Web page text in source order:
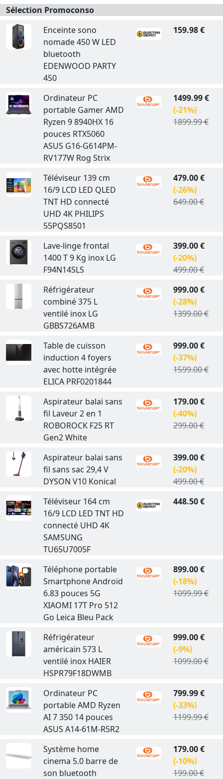
Sélection Promoconso
Enceinte sono
nomade 450 W LED
bluetooth
EDENWOOD PARTY
450
159.98 €
Ordinateur PC
portable Gamer AMD
Ryzen 9 8940HX 16
pouces RTX5060
ASUS G16-G614PM-
RV177W Rog Strix
1499.99 €
(-21%)
1899.99 €
Téléviseur 139 cm
16/9 LCD LED QLED
TNT HD connecté
UHD 4K PHILIPS
55PQS8501
479.00 €
(-26%)
649.00 €
Lave-linge frontal
1400 T 9 Kg inox LG
F94N14SLS
399.00 €
(-20%)
499.00 €
Réfrigérateur
combiné 375 L
ventilé inox LG
GBBS726AMB
999.00 €
(-28%)
1399.00 €
Table de cuisson
induction 4 foyers
avec hotte intégrée
ELICA PRF0201844
999.00 €
(-37%)
1599.00 €
Aspirateur balai sans
fil Laveur 2 en 1
ROBOROCK F25 RT
Gen2 White
179.00 €
(-40%)
299.00 €
Aspirateur balai sans
fil sans sac 29,4 V
DYSON V10 Konical
399.00 €
(-20%)
499.00 €
Téléviseur 164 cm
16/9 LCD LED TNT HD
connecté UHD 4K
SAMSUNG
TU65U7005F
448.50 €
Téléphone portable
Smartphone Androïd
6.83 pouces 5G
XIAOMI 17T Pro 512
Go Leica Bleu Pack
899.00 €
(-18%)
1099.99 €
Réfrigérateur
américain 573 L
ventilé inox HAIER
HSPR79F18DWMB
999.00 €
(-9%)
1099.00 €
Ordinateur PC
portable AMD Ryzen
AI 7 350 14 pouces
ASUS A14-61M-R5R2
799.99 €
(-33%)
1199.99 €
Système home
cinema 5.0 barre de
son bluetooth
179.00 €
(-10%)
199.00 €